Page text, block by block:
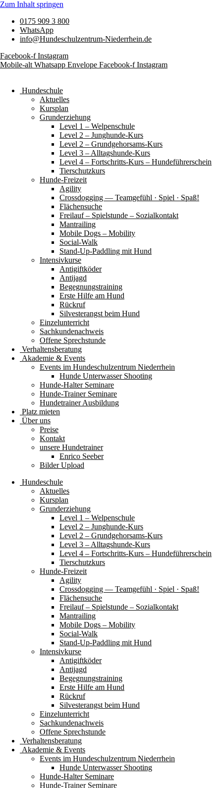
Zum Inhalt springen
0175 909 3 800
WhatsApp
info@Hundeschulzentrum-Niederrhein.de
Facebook-f Instagram
Mobile-alt Whatsapp Envelope Facebook-f Instagram
Hundeschule
Aktuelles
Kursplan
Grunderziehung
Level 1 – Welpenschule
Level 2 – Junghunde-Kurs
Level 2 – Grundgehorsams-Kurs
Level 3 – Alltagshunde-Kurs
Level 4 – Fortschritts-Kurs – Hundeführerschein
Tierschutzkurs
Hunde-Freizeit
Agility
Crossdogging — Teamgefühl · Spiel · Spaß!
Flächensuche
Freilauf – Spielstunde – Sozialkontakt
Mantrailing
Mobile Dogs – Mobility
Social-Walk
Stand-Up-Paddling mit Hund
Intensivkurse
Antigiftköder
Antijagd
Begegnungstraining
Erste Hilfe am Hund
Rückruf
Silvesterangst beim Hund
Einzelunterricht
Sachkundenachweis
Offene Sprechstunde
Verhaltensberatung
Akademie & Events
Events im Hundeschulzentrum Niederrhein
Hunde Unterwasser Shooting
Hunde-Halter Seminare
Hunde-Trainer Seminare
Hundetrainer Ausbildung
Platz mieten
Über uns
Preise
Kontakt
unsere Hundetrainer
Enrico Seeber
Bilder Upload
Hundeschule
Aktuelles
Kursplan
Grunderziehung
Level 1 – Welpenschule
Level 2 – Junghunde-Kurs
Level 2 – Grundgehorsams-Kurs
Level 3 – Alltagshunde-Kurs
Level 4 – Fortschritts-Kurs – Hundeführerschein
Tierschutzkurs
Hunde-Freizeit
Agility
Crossdogging — Teamgefühl · Spiel · Spaß!
Flächensuche
Freilauf – Spielstunde – Sozialkontakt
Mantrailing
Mobile Dogs – Mobility
Social-Walk
Stand-Up-Paddling mit Hund
Intensivkurse
Antigiftköder
Antijagd
Begegnungstraining
Erste Hilfe am Hund
Rückruf
Silvesterangst beim Hund
Einzelunterricht
Sachkundenachweis
Offene Sprechstunde
Verhaltensberatung
Akademie & Events
Events im Hundeschulzentrum Niederrhein
Hunde Unterwasser Shooting
Hunde-Halter Seminare
Hunde-Trainer Seminare